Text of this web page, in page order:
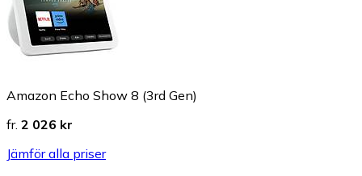
Amazon Echo Show 8 (3rd Gen)
fr. 2 026 kr
Jämför alla priser